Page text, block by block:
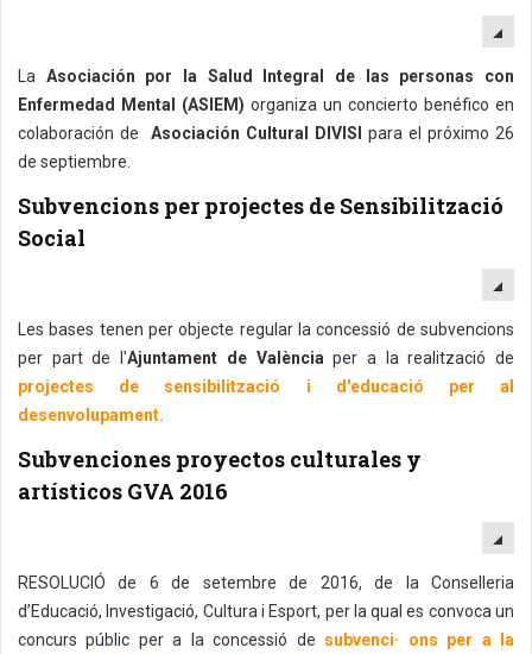
La Asociación por la Salud Integral de las personas con
Enfermedad Mental (ASIEM) organiza un concierto benéfico en
colaboración de
Asociación Cultural DIVISI
para el próximo 26
de septiembre.
Subvencions per projectes de Sensibilització
Social
Les bases tenen per objecte regular la concessió de subvencions
per part de l'Ajuntament de València per a la realització de
projectes de sensibilització i d'educació per al
desenvolupament.
Subvenciones proyectos culturales y
artísticos GVA 2016
RESOLUCIÓ de 6 de setembre de 2016, de la Conselleria
d’Educació, Investigació, Cultura i Esport, per la qual es convoca un
concurs públic per a la concessió de subvenci· ons per a la